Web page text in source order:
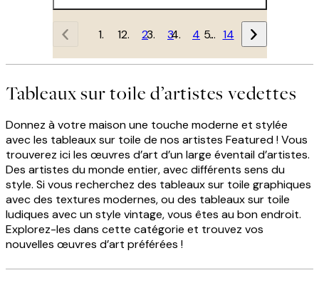
1 2 3 4 … 14
Tableaux sur toile d’artistes vedettes
Donnez à votre maison une touche moderne et stylée
avec les tableaux sur toile de nos artistes Featured ! Vous
trouverez ici les œuvres d’art d’un large éventail d’artistes.
Des artistes du monde entier, avec différents sens du
style. Si vous recherchez des tableaux sur toile graphiques
avec des textures modernes, ou des tableaux sur toile
ludiques avec un style vintage, vous êtes au bon endroit.
Explorez-les dans cette catégorie et trouvez vos
nouvelles œuvres d’art préférées !